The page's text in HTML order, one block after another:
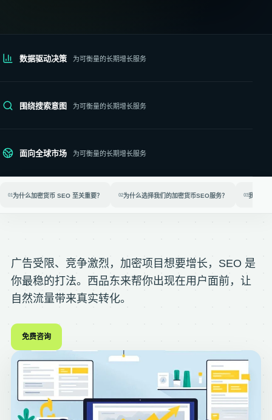
数据驱动决策 为可衡量的长期增长服务
围绕搜索意图 为可衡量的长期增长服务
面向全球市场 为可衡量的长期增长服务
01 为什么加密货币 SEO 至关重要？ 02为什么选择我们的加密货币SEO服务？ 03我们的
广告受限、竞争激烈，加密项目想要增长，SEO 是
你最稳的打法。西品东来帮你出现在用户面前，让
自然流量带来真实转化。
免费咨询